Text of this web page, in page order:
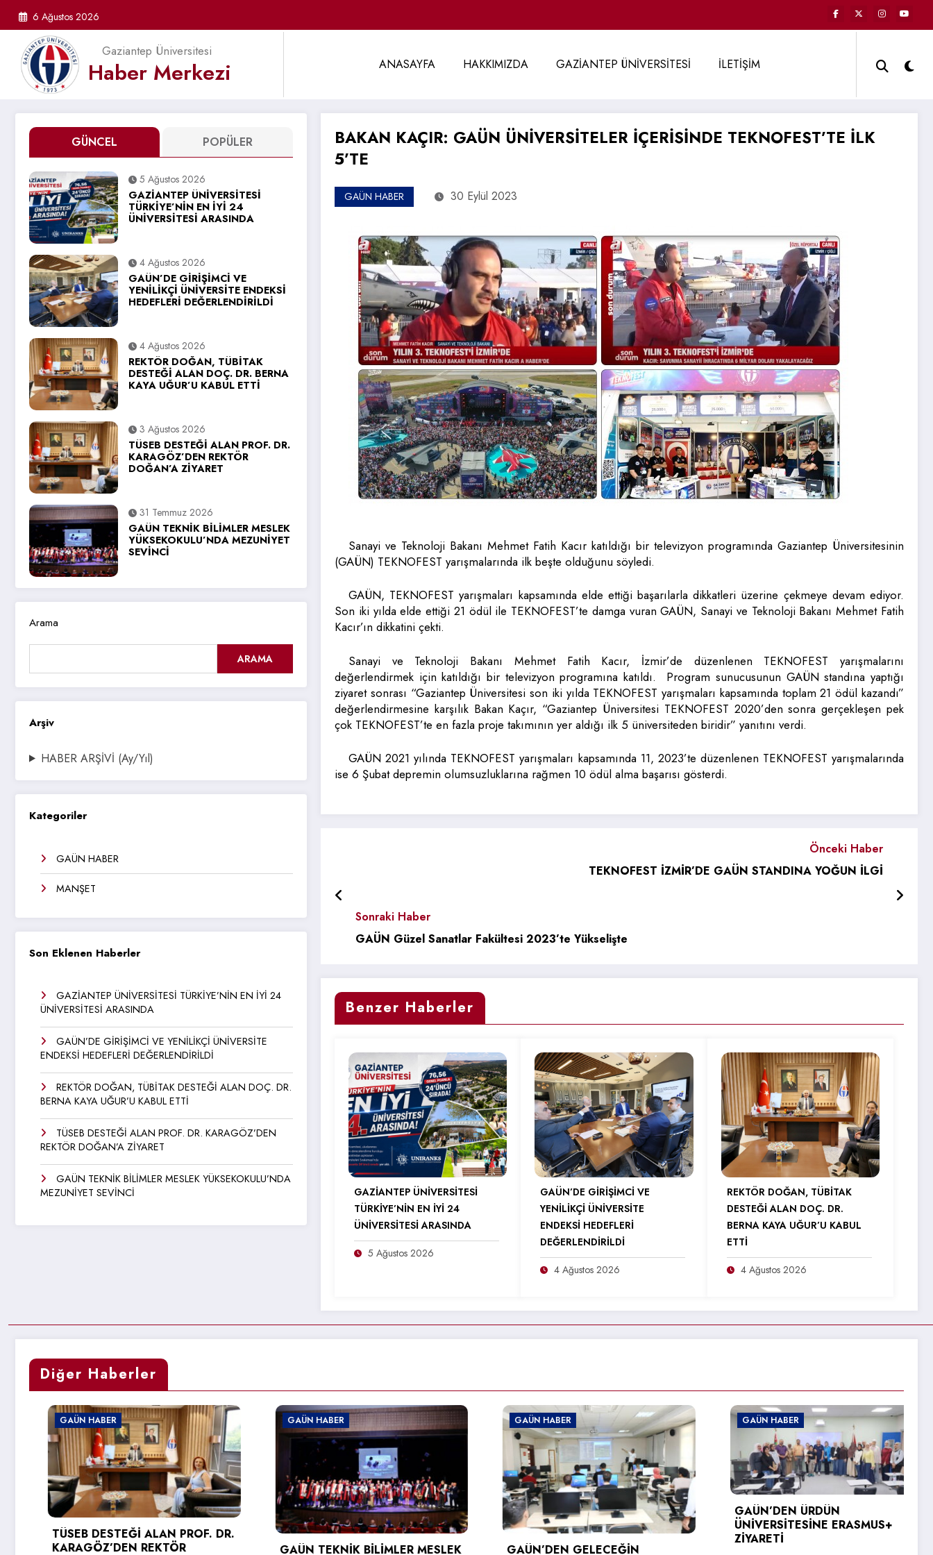
6 Ağustos 2026
Gaziantep Üniversitesi
Haber Merkezi ANASAYFA HAKKIMIZDA GAZİANTEP ÜNİVERSİTESİ İLETİŞİM
GÜNCEL POPÜLER
5 Ağustos 2026
GAZİANTEP ÜNİVERSİTESİ
TÜRKİYE’NİN EN İYİ 24
ÜNİVERSİTESİ ARASINDA
4 Ağustos 2026
GAÜN’DE GİRİŞİMCİ VE
YENİLİKÇİ ÜNİVERSİTE ENDEKSİ
HEDEFLERİ DEĞERLENDİRİLDİ
4 Ağustos 2026
REKTÖR DOĞAN, TÜBİTAK
DESTEĞİ ALAN DOÇ. DR. BERNA
KAYA UĞUR’U KABUL ETTİ
3 Ağustos 2026
TÜSEB DESTEĞİ ALAN PROF. DR.
KARAGÖZ’DEN REKTÖR
DOĞAN’A ZİYARET
31 Temmuz 2026
GAÜN TEKNİK BİLİMLER MESLEK
YÜKSEKOKULU’NDA MEZUNİYET
SEVİNCİ
Arama
ARAMA
Arşiv
HABER ARŞİVİ (Ay/Yıl)
Kategoriler
GAÜN HABER
MANŞET
Son Eklenen Haberler
GAZİANTEP ÜNİVERSİTESİ TÜRKİYE’NİN EN İYİ 24
ÜNİVERSİTESİ ARASINDA
GAÜN’DE GİRİŞİMCİ VE YENİLİKÇİ ÜNİVERSİTE
ENDEKSİ HEDEFLERİ DEĞERLENDİRİLDİ
REKTÖR DOĞAN, TÜBİTAK DESTEĞİ ALAN DOÇ. DR.
BERNA KAYA UĞUR’U KABUL ETTİ
TÜSEB DESTEĞİ ALAN PROF. DR. KARAGÖZ’DEN
REKTÖR DOĞAN’A ZİYARET
GAÜN TEKNİK BİLİMLER MESLEK YÜKSEKOKULU’NDA
MEZUNİYET SEVİNCİ
BAKAN KAÇIR: GAÜN ÜNİVERSİTELER İÇERİSİNDE TEKNOFEST’TE İLK
5’TE
GAÜN HABER 30 Eylül 2023
Sanayi ve Teknoloji Bakanı Mehmet Fatih Kacır katıldığı bir televizyon programında Gaziantep Üniversitesinin
(GAÜN) TEKNOFEST yarışmalarında ilk beşte olduğunu söyledi.
GAÜN, TEKNOFEST yarışmaları kapsamında elde ettiği başarılarla dikkatleri üzerine çekmeye devam ediyor.
Son iki yılda elde ettiği 21 ödül ile TEKNOFEST’te damga vuran GAÜN, Sanayi ve Teknoloji Bakanı Mehmet Fatih
Kacır’ın dikkatini çekti.
Sanayi ve Teknoloji Bakanı Mehmet Fatih Kacır, İzmir’de düzenlenen TEKNOFEST yarışmalarını
değerlendirmek için katıldığı bir televizyon programına katıldı. Program sunucusunun GAÜN standına yaptığı
ziyaret sonrası “Gaziantep Üniversitesi son iki yılda TEKNOFEST yarışmaları kapsamında toplam 21 ödül kazandı”
değerlendirmesine karşılık Bakan Kaçır, “Gaziantep Üniversitesi TEKNOFEST 2020’den sonra gerçekleşen pek
çok TEKNOFEST’te en fazla proje takımının yer aldığı ilk 5 üniversiteden biridir” yanıtını verdi.
GAÜN 2021 yılında TEKNOFEST yarışmaları kapsamında 11, 2023’te düzenlenen TEKNOFEST yarışmalarında
ise 6 Şubat depremin olumsuzluklarına rağmen 10 ödül alma başarısı gösterdi.
Önceki Haber
TEKNOFEST İZMİR’DE GAÜN STANDINA YOĞUN İLGİ
Sonraki Haber
GAÜN Güzel Sanatlar Fakültesi 2023’te Yükselişte
Benzer Haberler
GAZİANTEP ÜNİVERSİTESİ
TÜRKİYE’NİN EN İYİ 24
ÜNİVERSİTESİ ARASINDA
5 Ağustos 2026
GAÜN’DE GİRİŞİMCİ VE
YENİLİKÇİ ÜNİVERSİTE
ENDEKSİ HEDEFLERİ
DEĞERLENDİRİLDİ
4 Ağustos 2026
REKTÖR DOĞAN, TÜBİTAK
DESTEĞİ ALAN DOÇ. DR.
BERNA KAYA UĞUR’U KABUL
ETTİ
4 Ağustos 2026
Diğer Haberler
GAÜN HABER
DESTEĞİ ALAN PROF. DR.
REKTÖR
GAÜN TEKNİK BİLİMLER MESLEK
GAÜN HABER
GAÜN’DEN GELECEĞİN
GAÜN HABER
GAÜN’DEN ÜRDÜN
ÜNİVERSİTESİNE ERASMUS+
ZİYARETİ